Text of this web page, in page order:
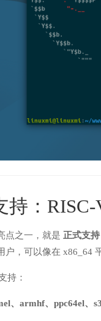
持：
点之一，就是 正式支
户，可以像在 x86_64
持：
、armhf、ppc64el、